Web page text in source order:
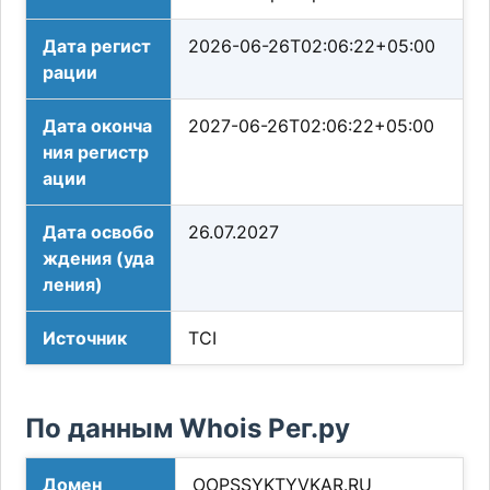
Дата регист
рации
2026-06-26T02:06:22+05:00
Дата оконча
ния регистр
ации
2027-06-26T02:06:22+05:00
Дата освобо
ждения (уда
ления)
26.07.2027
Источник TCI
По данным Whois Рег.ру
Домен OOPSSYKTYVKAR.RU